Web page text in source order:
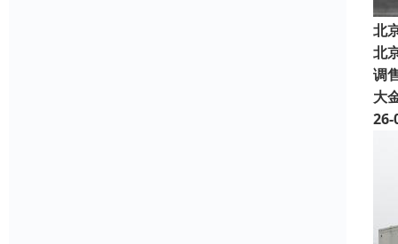
北
北
调
大
26-